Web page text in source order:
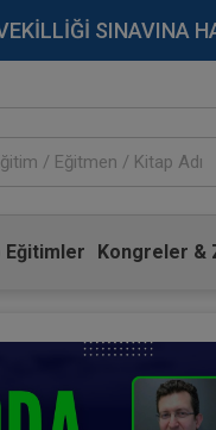
SINAVINA
Eğitimler Kongreler &